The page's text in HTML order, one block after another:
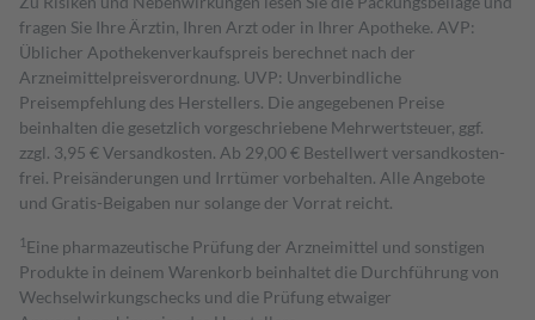
fragen Sie Ihre Ärztin, Ihren Arzt oder in Ihrer Apotheke. AVP:
Üblicher Apothekenverkaufspreis berechnet nach der
Arzneimittelpreisverordnung. UVP: Unverbindliche
Preisempfehlung des Herstellers. Die angegebenen Preise
beinhalten die gesetzlich vorgeschriebene Mehrwertsteuer, ggf.
zzgl. 3,95 € Versandkosten. Ab 29,00 € Bestell­wert versand­kosten­
frei. Preisänderungen und Irrtümer vorbehalten. Alle Angebote
und Gratis-Beigaben nur solange der Vorrat reicht.
1 Eine pharmazeutische Prüfung der Arzneimittel und sonstigen
Produkte in deinem Warenkorb beinhaltet die Durchführung von
Wechselwirkungschecks und die Prüfung etwaiger